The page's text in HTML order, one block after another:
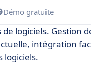
Démo gratuite
logiciels. Gestion
intégration
logiciels.